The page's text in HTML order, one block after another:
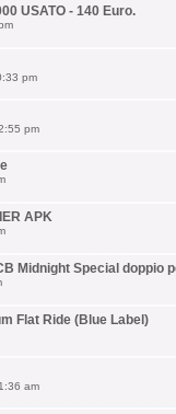
USATO - 140 Euro.
pm
pm
APK
Midnight Special doppio
Flat Ride (Blue Label)
am